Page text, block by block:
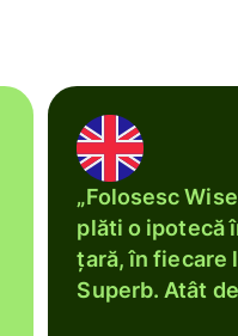
„Folosesc
plăti o ipotecă
țară, în fiecare
Superb. Atât